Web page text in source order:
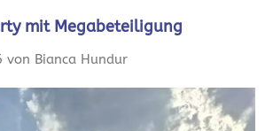
mit Megabeteiligung
von Bianca Hundur